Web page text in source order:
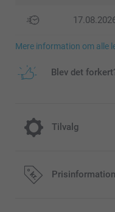
Mere information om alle
Blev det
Tilvalg
Køb kuverter til i
hvide kuverter
Prisinformation